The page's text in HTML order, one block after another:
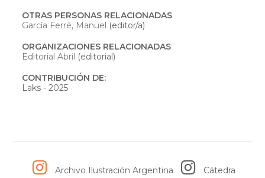
OTRAS PERSONAS RELACIONADAS
García Ferré, Manuel (editor/a)
ORGANIZACIONES RELACIONADAS
Editorial Abril (editorial)
CONTRIBUCIÓN DE:
Laks - 2025
Archivo Ilustración Argentina Cátedra